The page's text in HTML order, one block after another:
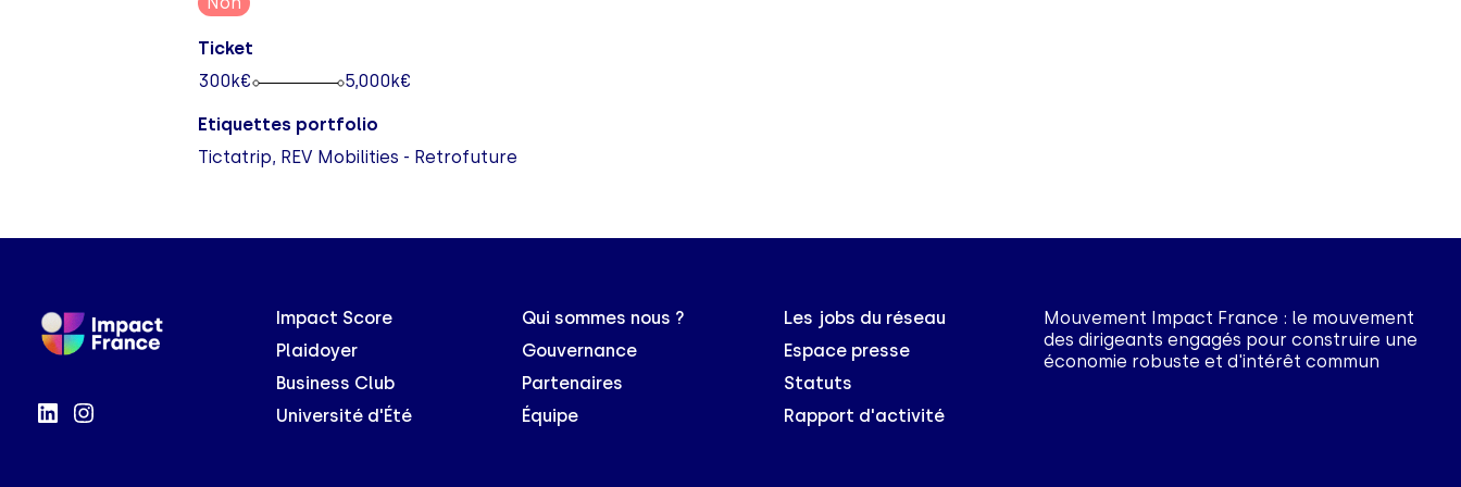
Ticket
300k€ 5,000k€
Etiquettes portfolio
Tictatrip, REV Mobilities - Retrofuture
Impact Score
Plaidoyer
Business Club
Université d'Été
Qui sommes nous ?
Gouvernance
Partenaires
Équipe
Les jobs du réseau
Espace presse
Statuts
Rapport d'activité
Mouvement Impact France : le mouvement
des dirigeants engagés pour construire une
économie robuste et d'intérêt commun